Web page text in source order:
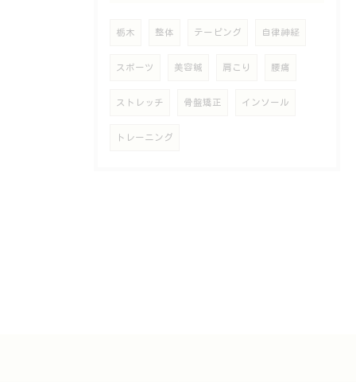
栃木 整体 テーピング 自律神経
スポーツ 美容鍼 肩こり 腰痛
ストレッチ 骨盤矯正 インソール
トレーニング